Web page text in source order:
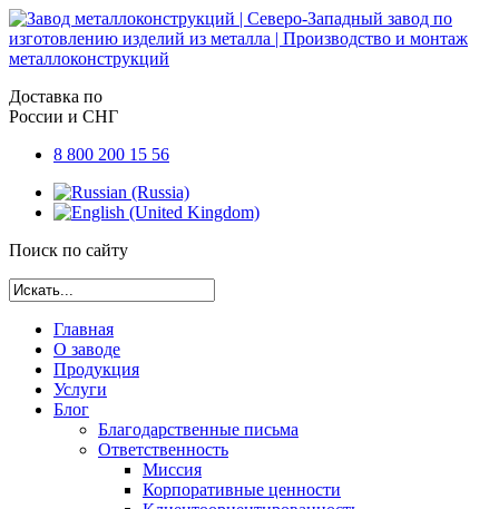
Доставка по
России и СНГ
8 800 200 15 56
Поиск по сайту
Главная
О заводе
Продукция
Услуги
Блог
Благодарственные письма
Ответственность
Миссия
Корпоративные ценности